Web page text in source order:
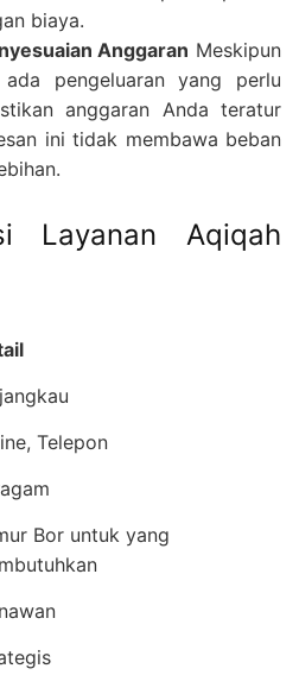
biaya.
Anggaran Meskipun
pengeluaran yang perlu
anggaran Anda teratur
ini tidak membawa beban
Layanan Aqiqah
Telepon
Bor untuk yang